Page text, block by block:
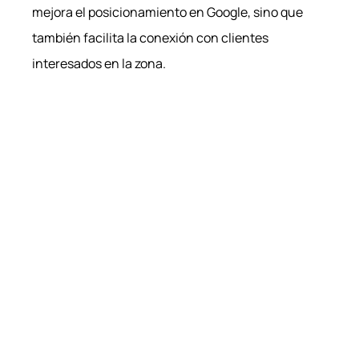
mejora el posicionamiento en Google, sino que
también facilita la conexión con clientes
interesados en la zona.